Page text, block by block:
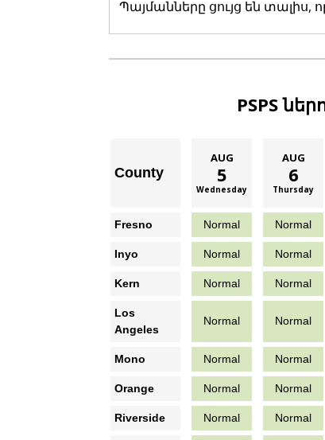
Պայմանները ցույց են տալիս,
PSPS
County
AUG
5
Wednesday
AUG
6
Thursday
Fresno Normal Normal
Inyo Normal Normal
Kern Normal Normal
Los
Angeles
Normal Normal
Mono Normal Normal
Orange Normal Normal
Riverside Normal Normal